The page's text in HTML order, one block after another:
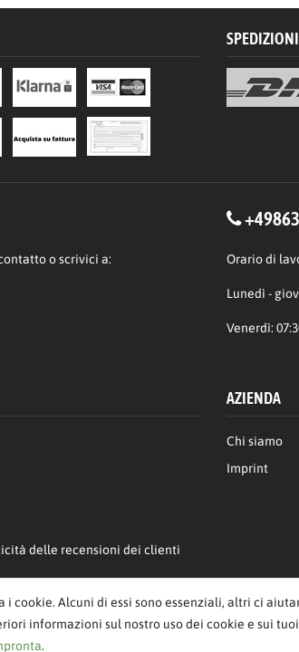
SPEDIZIONI
o scrivici a: Orario di
Lunedì -
Venerdì:
delle recensioni dei clienti
AZIENDA
Chi siamo
Imprint
i cookie. Alcuni di essi sono essenziali, altri ci
informazioni sul nostro uso dei cookie e sui
.